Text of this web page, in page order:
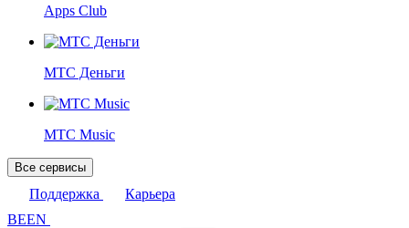
Apps Club
МТС Деньги
МТС Music
Все сервисы
Поддержка
Карьера
BEEN